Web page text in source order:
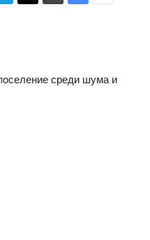
среди шума и